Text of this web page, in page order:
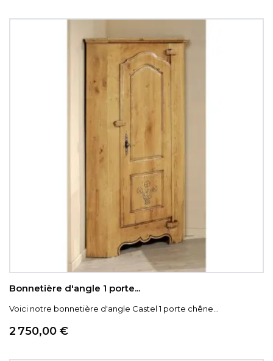
Bonnetière d'angle 1 porte...
Voici notre bonnetière d'angle Castel 1 porte chêne...
Prix
2 750,00 €